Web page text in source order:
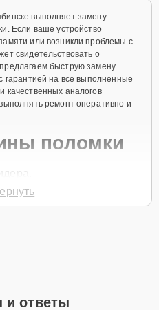
выполняет замену
Если ваше устройство
или возникли проблемы с
свидетельствовать о
быструю замену
гарантией на все выполненные
качественных аналогов
ремонт оперативно и
поломки
слота для карты
, после чего специалист
и ответы